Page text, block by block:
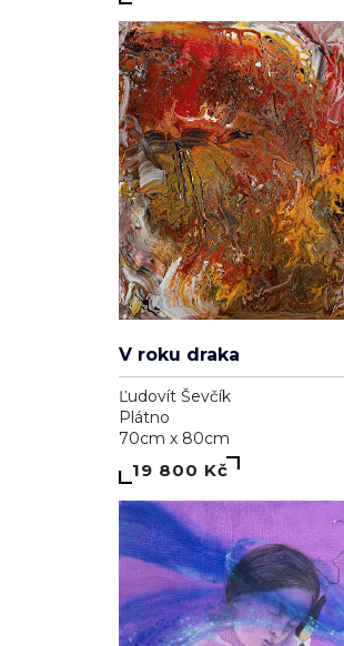
V roku draka
Ľudovít Ševčík
Plátno
70cm x 80cm
19 800 Kč